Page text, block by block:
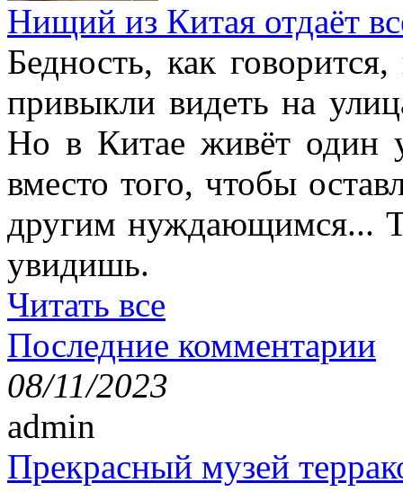
Нищий из Китая отдаёт
Бедность, как
привыкли видеть на
Но в Китае живёт один
вместо того, чтобы
другим нуждающимся...
увидишь.
Читать все
Последние комментарии
08/11/2023
admin
Прекрасный музей